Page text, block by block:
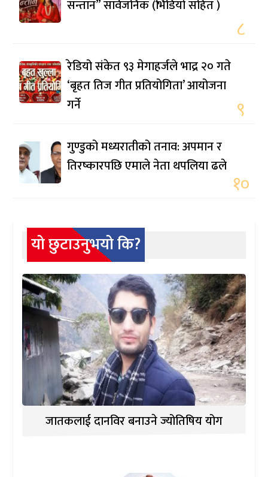
सन्तान” सार्वजनिक (भिडियो सहित )
८
रेडियो संकेत ९३ मेगाहर्जले भाद्र २० गते
‘बृहत तिज गीत प्रतियोगिता’ आयोजना
गर्ने
९
गुण्डुको मध्यरातीको तनाव: अपमान र
तिरष्कारपछि एमाले नेता थपलिया ढले
१०
यो छुटाउनुभयो कि?
जातकलाई दानविर बनाउने ज्योतिषिय योग